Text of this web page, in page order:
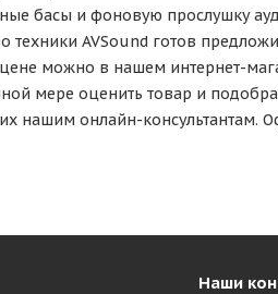
басы и фоновую прослушку
AVSound готов
можно в нашем интернет-
мере оценить товар и
нашим онлайн-консультантам.
Наши